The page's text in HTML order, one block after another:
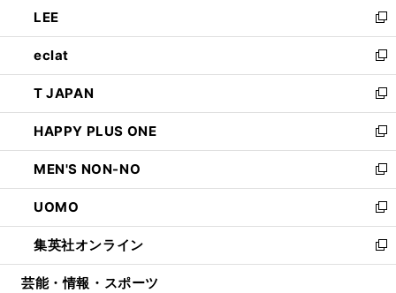
く
で
開
く
ド
ウ
で
開
く
ィ
ン
ド
ウ
で
開
く
い
ウ
ィ
ン
ド
ウ
で
開
く
LEE
新
し
い
ウ
ィ
ン
ド
ウ
で
開
く
eclat
新
し
い
ウ
ィ
ン
ド
ウ
で
開
く
T JAPAN
新
し
い
ウ
ィ
ン
ド
ウ
で
開
HAPPY PLUS ONE
新
し
い
ウ
ィ
ン
ド
ウ
MEN'S NON-NO
新
し
い
ウ
ィ
ン
UOMO
新
し
い
ウ
集英社オンライン
新
し
芸能・情報・スポーツ